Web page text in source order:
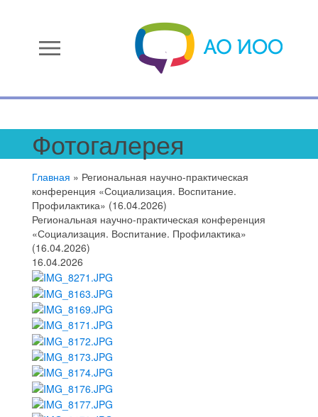
menu
Фотогалерея
Главная » Региональная научно-практическая
конференция «Социализация. Воспитание.
Профилактика» (16.04.2026)
Региональная научно-практическая конференция
«Социализация. Воспитание. Профилактика»
(16.04.2026)
16.04.2026